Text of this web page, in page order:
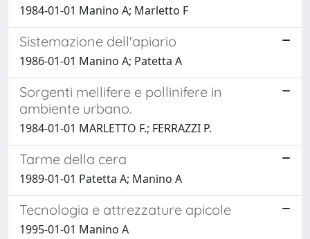
1984-01-01 Manino A; Marletto F
Sistemazione dell'apiario
1986-01-01 Manino A; Patetta A
Sorgenti mellifere e pollinifere in
ambiente urbano.
1984-01-01 MARLETTO F.; FERRAZZI P.
Tarme della cera
1989-01-01 Patetta A; Manino A
Tecnologia e attrezzature apicole
1995-01-01 Manino A